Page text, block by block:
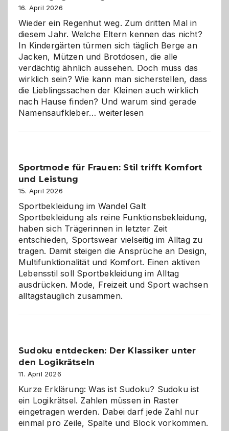
16. April 2026
Wieder ein Regenhut weg. Zum dritten Mal in
diesem Jahr. Welche Eltern kennen das nicht?
In Kindergärten türmen sich täglich Berge an
Jacken, Mützen und Brotdosen, die alle
verdächtig ähnlich aussehen. Doch muss das
wirklich sein? Wie kann man sicherstellen, dass
die Lieblingssachen der Kleinen auch wirklich
nach Hause finden? Und warum sind gerade
Namensaufkleber…Namensaufkleber
gegen
Chaos
weiterlesen
Sportmode für Frauen: Stil trifft Komfort
und Leistung
15. April 2026
Sportbekleidung im Wandel Galt
Sportbekleidung als reine Funktionsbekleidung,
haben sich Trägerinnen in letzter Zeit
entschieden, Sportswear vielseitig im Alltag zu
tragen. Damit steigen die Ansprüche an Design,
Multifunktionalität und Komfort. Einen aktiven
Lebensstil soll Sportbekleidung im Alltag
ausdrücken. Mode, Freizeit und Sport wachsen
alltagstauglich zusammen.
Sudoku entdecken: Der Klassiker unter
den Logikrätseln
11. April 2026
Kurze Erklärung: Was ist Sudoku? Sudoku ist
ein Logikrätsel. Zahlen müssen in Raster
eingetragen werden. Dabei darf jede Zahl nur
einmal pro Zeile, Spalte und Block vorkommen.